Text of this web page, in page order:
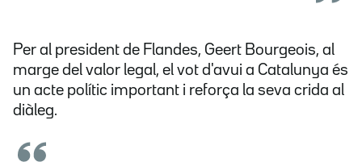
Per al president de Flandes, Geert Bourgeois, al
marge del valor legal, el vot d'avui a Catalunya és
un acte polític important i reforça la seva crida al
diàleg.